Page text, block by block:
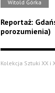
Witold Górka
Reportaż:
porozumienia)
Kolekcja Sztuki XX i